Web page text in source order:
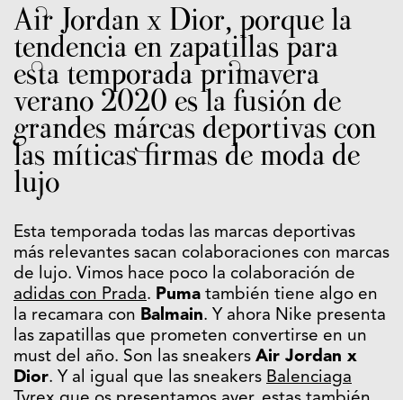
Air Jordan x Dior, porque la
tendencia en zapatillas para
esta temporada primavera
verano 2020 es la fusión de
grandes márcas deportivas con
las míticas firmas de moda de
lujo
Esta temporada todas las marcas deportivas
más relevantes sacan colaboraciones con marcas
de lujo. Vimos hace poco la colaboración de
adidas con Prada. Puma también tiene algo en
la recamara con Balmain. Y ahora Nike presenta
las zapatillas que prometen convertirse en un
must del año. Son las sneakers Air Jordan x
Dior. Y al igual que las sneakers Balenciaga